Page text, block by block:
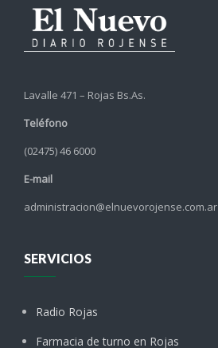
Lavalle 471 – Rojas Bs.As.
Teléfono
(02475) 46 6000
E-mail
administracion@elnuevorojense.com.ar
SERVICIOS
Radio Rojas
Farmacia de turno en Rojas